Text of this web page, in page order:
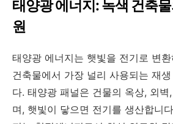
태양광 에너지: 녹색 건축
원
태양광 에너지는 햇빛을 전기로 변
건축물에서 가장 널리 사용되는 재
다. 태양광 패널은 건물의 옥상, 외벽
며, 햇빛이 닿으면 전기를 생산합니